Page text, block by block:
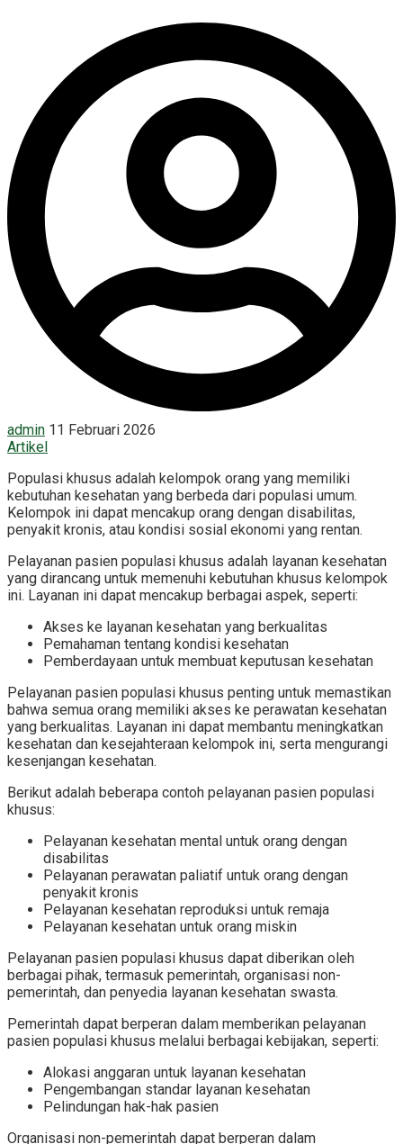
admin 11 Februari 2026
Artikel
Populasi khusus adalah kelompok orang yang memiliki
kebutuhan kesehatan yang berbeda dari populasi umum.
Kelompok ini dapat mencakup orang dengan disabilitas,
penyakit kronis, atau kondisi sosial ekonomi yang rentan.
Pelayanan pasien populasi khusus adalah layanan kesehatan
yang dirancang untuk memenuhi kebutuhan khusus kelompok
ini. Layanan ini dapat mencakup berbagai aspek, seperti:
Akses ke layanan kesehatan yang berkualitas
Pemahaman tentang kondisi kesehatan
Pemberdayaan untuk membuat keputusan kesehatan
Pelayanan pasien populasi khusus penting untuk memastikan
bahwa semua orang memiliki akses ke perawatan kesehatan
yang berkualitas. Layanan ini dapat membantu meningkatkan
kesehatan dan kesejahteraan kelompok ini, serta mengurangi
kesenjangan kesehatan.
Berikut adalah beberapa contoh pelayanan pasien populasi
khusus:
Pelayanan kesehatan mental untuk orang dengan
disabilitas
Pelayanan perawatan paliatif untuk orang dengan
penyakit kronis
Pelayanan kesehatan reproduksi untuk remaja
Pelayanan kesehatan untuk orang miskin
Pelayanan pasien populasi khusus dapat diberikan oleh
berbagai pihak, termasuk pemerintah, organisasi non-
pemerintah, dan penyedia layanan kesehatan swasta.
Pemerintah dapat berperan dalam memberikan pelayanan
pasien populasi khusus melalui berbagai kebijakan, seperti:
Alokasi anggaran untuk layanan kesehatan
Pengembangan standar layanan kesehatan
Pelindungan hak-hak pasien
Organisasi non-pemerintah dapat berperan dalam